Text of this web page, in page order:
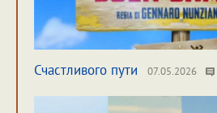
Счастливого пути 07.05.2026